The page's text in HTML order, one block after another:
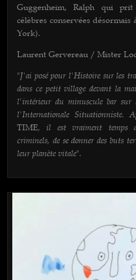
Guggenheim, Ralph qui
célèbres conservées
York).
Laurent Gervereau / Mister
"J'ai posé pour l'Histoire sur les
dans ce petit village devant la
l'intérieur du minuscule bar sur
l'Internationale Situationniste.
TIME, il est vraiment temps
criminels, de se donner des buts
leur planète vitale".